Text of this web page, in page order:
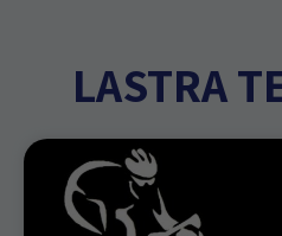
LASTRA